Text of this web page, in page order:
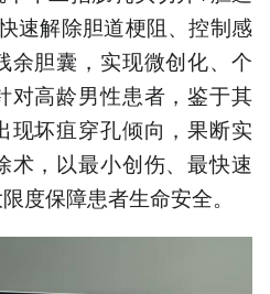
速解除胆道梗阻、控制感
余胆囊，实现微创化、个
对高龄男性患者，鉴于其
现坏疽穿孔倾向，果断实
术，以最小创伤、最快速
度保障患者生命安全。